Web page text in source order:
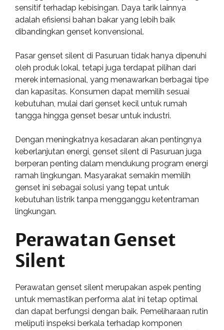
sensitif terhadap kebisingan. Daya tarik lainnya
adalah efisiensi bahan bakar yang lebih baik
dibandingkan genset konvensional.
Pasar genset silent di Pasuruan tidak hanya dipenuhi
oleh produk lokal, tetapi juga terdapat pilihan dari
merek internasional, yang menawarkan berbagai tipe
dan kapasitas. Konsumen dapat memilih sesuai
kebutuhan, mulai dari genset kecil untuk rumah
tangga hingga genset besar untuk industri.
Dengan meningkatnya kesadaran akan pentingnya
keberlanjutan energi, genset silent di Pasuruan juga
berperan penting dalam mendukung program energi
ramah lingkungan. Masyarakat semakin memilih
genset ini sebagai solusi yang tepat untuk
kebutuhan listrik tanpa mengganggu ketentraman
lingkungan.
Perawatan Genset
Silent
Perawatan genset silent merupakan aspek penting
untuk memastikan performa alat ini tetap optimal
dan dapat berfungsi dengan baik. Pemeliharaan rutin
meliputi inspeksi berkala terhadap komponen